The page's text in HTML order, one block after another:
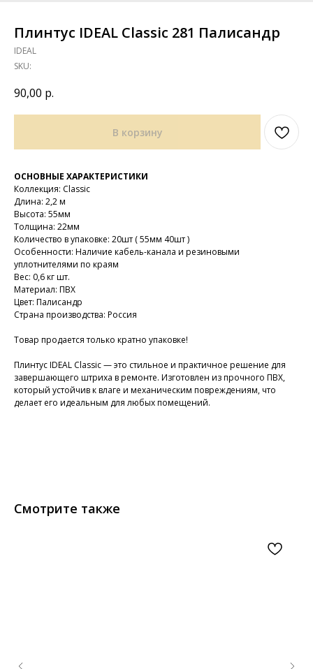
Плинтус IDEAL Classic 281 Палисандр
IDEAL
SKU:
90,00 р.
В корзину
ОСНОВНЫЕ ХАРАКТЕРИСТИКИ
Коллекция: Classic
Длина: 2,2 м
Высота: 55мм
Толщина: 22мм
Количество в упаковке: 20шт ( 55мм 40шт )
Особенности: Наличие кабель-канала и резиновыми
уплотнителями по краям
Вес: 0,6 кг шт.
Материал: ПВХ
Цвет: Палисандр
Страна производства: Россия
Товар продается только кратно упаковке!
Плинтус IDEAL Classic — это стильное и практичное решение для
завершающего штриха в ремонте. Изготовлен из прочного ПВХ,
который устойчив к влаге и механическим повреждениям, что
делает его идеальным для любых помещений.
Смотрите также